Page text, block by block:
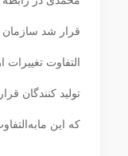
قرار شد سازمان
التفاوت تغییرات
تولید کنندگان
که این